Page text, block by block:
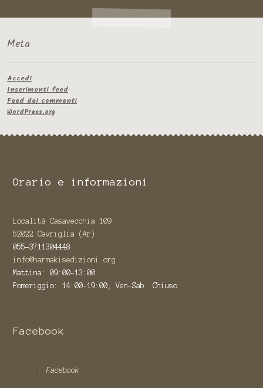
Meta
Accedi
Inserimenti feed
Feed dei commenti
WordPress.org
Orario e informazioni
Località Casavecchia 109
52022 Cavriglia (Ar)
055-3711304448
info@harmakisedizioni.org
Mattina: 09:00-13:00
Pomeriggio: 14:00-19:00, Ven-Sab: Chiuso
Facebook
Facebook